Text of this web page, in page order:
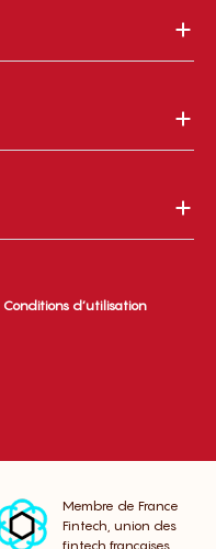
Conditions d’utilisation
Membre de France
Fintech, union des
fintech françaises